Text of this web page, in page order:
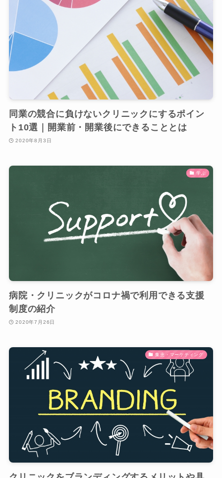
同業の競合に負けないクリニックにするポイン
ト10選｜開業前・開業後にできることとは
2020年8月3日
学ぶ
病院・クリニックがコロナ禍で利用できる支援
制度の紹介
2020年7月26日
集患・マーケティング